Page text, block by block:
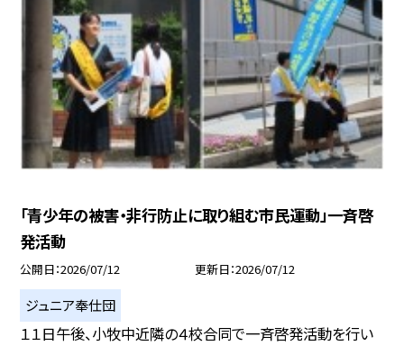
「青少年の被害・非行防止に取り組む市民運動」一斉啓
発活動
公開日 2026/07/12 更新日 2026/07/12
ジュニア奉仕団
１１日午後、小牧中近隣の４校合同で一斉啓発活動を行い